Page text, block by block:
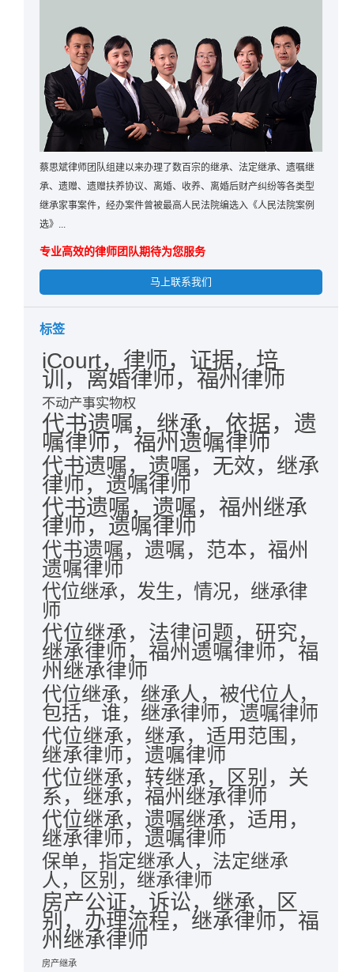
蔡思斌律师团队组建以来办理了数百宗的继承、法定继承、遗嘱继
承、遗赠、遗赠扶养协议、离婚、收养、离婚后财产纠纷等各类型
继承家事案件，经办案件曾被最高人民法院编选入《人民法院案例
选》...
专业高效的律师团队期待为您服务
马上联系我们
标签
iCourt，律师，证据，培
训，离婚律师，福州律师
不动产事实物权
代书遗嘱，继承，依据，遗
嘱律师，福州遗嘱律师
代书遗嘱，遗嘱，无效，继承
律师，遗嘱律师
代书遗嘱，遗嘱，福州继承
律师，遗嘱律师
代书遗嘱，遗嘱，范本，福州
遗嘱律师
代位继承，发生，情况，继承律
师
代位继承，法律问题，研究，
继承律师，福州遗嘱律师，福
州继承律师
代位继承，继承人，被代位人，
包括，谁，继承律师，遗嘱律师
代位继承，继承，适用范围，
继承律师，遗嘱律师
代位继承，转继承，区别，关
系，继承，福州继承律师
代位继承，遗嘱继承，适用，
继承律师，遗嘱律师
保单，指定继承人，法定继承
人，区别，继承律师
房产公证，诉讼，继承，区
别，办理流程，继承律师，福
州继承律师
房产继承